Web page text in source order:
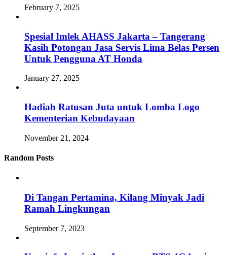
February 7, 2025
Spesial Imlek AHASS Jakarta – Tangerang
Kasih Potongan Jasa Servis Lima Belas Persen
Untuk Pengguna AT Honda
January 27, 2025
Hadiah Ratusan Juta untuk Lomba Logo
Kementerian Kebudayaan
November 21, 2024
Random Posts
Di Tangan Pertamina, Kilang Minyak Jadi
Ramah Lingkungan
September 7, 2023